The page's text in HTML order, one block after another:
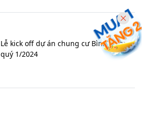
Lễ kick off dự án chung cư Bình Dương
quý 1/2024